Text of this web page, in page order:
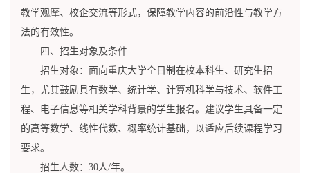
教学观摩、校企交流等形式，保障教学内容的前沿性与教学方
法的有效性。
四、招生对象及条件
招生对象：面向重庆大学全日制在校本科生、研究生招
生，尤其鼓励具有数学、统计学、计算机科学与技术、软件工
程、电子信息等相关学科背景的学生报名。建议学生具备一定
的高等数学、线性代数、概率统计基础，以适应后续课程学习
要求。
招生人数：30人/年。